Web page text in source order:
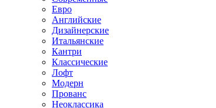
Евро
Английские
Дизайнерские
Итальянские
Кантри
Классические
Лофт
Модерн
Прованс
Неоклассика